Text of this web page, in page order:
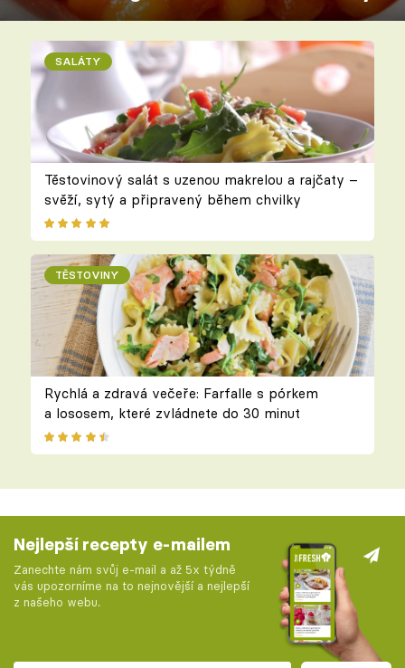
SALÁTY
Těstovinový salát s uzenou makrelou a rajčaty –
svěží, sytý a připravený během chvilky
TĚSTOVINY
Rychlá a zdravá večeře: Farfalle s pórkem
a lososem, které zvládnete do 30 minut
Nejlepší recepty e-mailem
Zanechte nám svůj e-mail a až 5x týdně
vás upozorníme na to nejnovější a nejlepší
z našeho webu.